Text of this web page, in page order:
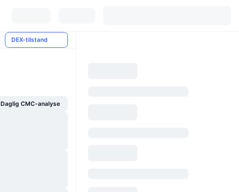
DEX-tilstand
Daglig CMC-analyse